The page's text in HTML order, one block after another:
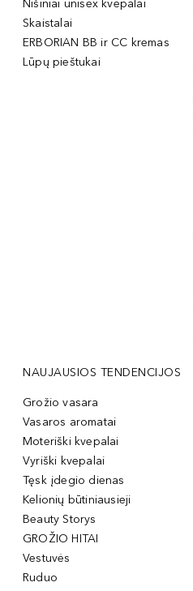
Nišiniai unisex kvepalai
Skaistalai
ERBORIAN BB ir CC kremas
Lūpų pieštukai
NAUJAUSIOS TENDENCIJOS
Grožio vasara
Vasaros aromatai
Moteriški kvepalai
Vyriški kvepalai
Tęsk įdegio dienas
Kelionių būtiniausieji
Beauty Storys
GROŽIO HITAI
Vestuvės
Ruduo